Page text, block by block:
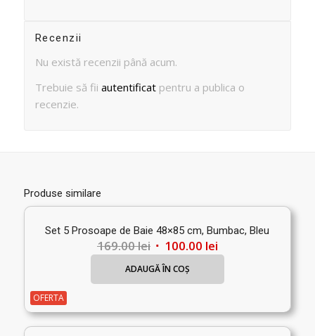
Recenzii
Nu există recenzii până acum.
Trebuie să fii autentificatpentru a publica o
recenzie.
Produse similare
Set 5 Prosoape de Baie 48×85 cm, Bumbac, Bleu
169.00lei Prețul
inițial
169.00 lei.
100.00 leiPrețul
curent
este:
ADAUGĂ ÎN COȘ
OFERTA